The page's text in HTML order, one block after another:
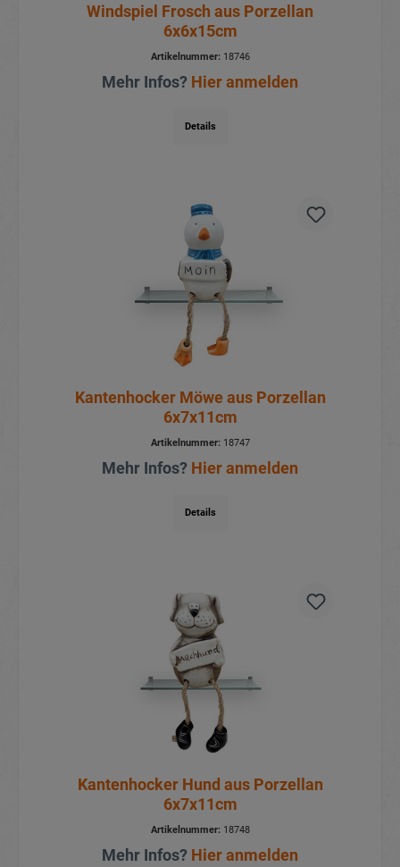
Windspiel Frosch aus Porzellan
6x6x15cm
Artikelnummer:18746
Mehr Infos? Hier anmelden
Details
Kantenhocker Möwe aus Porzellan
6x7x11cm
Artikelnummer:18747
Mehr Infos? Hier anmelden
Details
Kantenhocker Hund aus Porzellan
6x7x11cm
Artikelnummer:18748
Mehr Infos? Hier anmelden